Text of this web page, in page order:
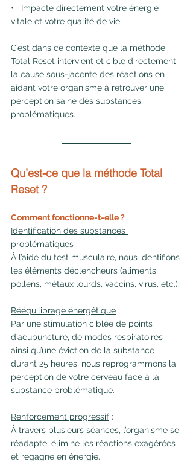
•   Impacte directement votre énergie
vitale et votre qualité de vie.
C’est dans ce contexte que la méthode
Total Reset intervient et cible directement
la cause sous-jacente des réactions en
aidant votre organisme à retrouver une
perception saine des substances
problématiques.
Qu’est-ce que la méthode Total
Reset ?
Comment fonctionne-t-elle ?
Identification des substances
problématiques :
À l’aide du test musculaire, nous identifions
les éléments déclencheurs (aliments,
pollens, métaux lourds, vaccins, virus, etc.).
Rééquilibrage énergétique :
Par une stimulation ciblée de points
d’acupuncture, de modes respiratoires
ainsi qu’une éviction de la substance
durant 25 heures, nous reprogrammons la
perception de votre cerveau face à la
substance problématique.
Renforcement progressif :
À travers plusieurs séances, l’organisme se
réadapte, élimine les réactions exagérées
et regagne en énergie.